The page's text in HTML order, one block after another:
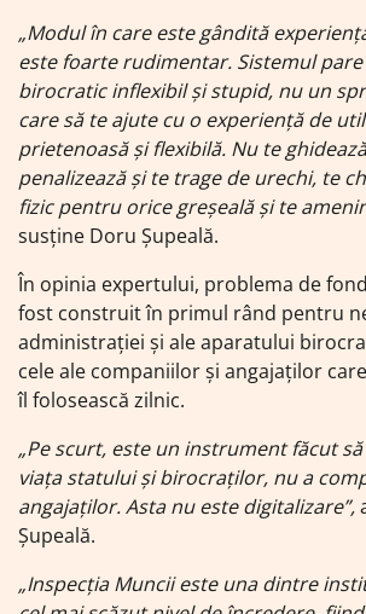
„Modul în care este gândită
este foarte rudimentar. Sistemul
birocratic inflexibil și stupid, nu un
care să te ajute cu o experiență de
prietenoasă și flexibilă. Nu te
penalizează și te trage de urechi, te
fizic pentru orice greșeală și te
susține Doru Șupeală.
În opinia expertului, problema de fond
fost construit în primul rând pentru
administrației și ale aparatului
cele ale companiilor și angajaților
îl folosească zilnic.
„Pe scurt, este un instrument făcut
viața statului și birocraților, nu a
angajaților. Asta nu este digitalizare”,
Șupeală.
„Inspecția Muncii este una dintre